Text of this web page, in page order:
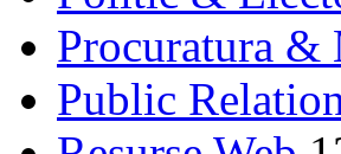
Procuratura
Public